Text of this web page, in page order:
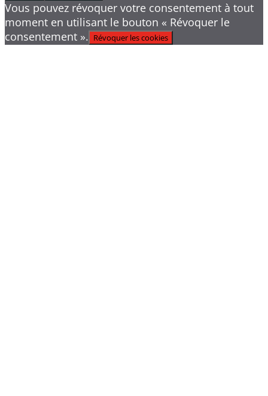
Vous pouvez révoquer votre consentement à tout
moment en utilisant le bouton « Révoquer le
consentement ». Révoquer les cookies